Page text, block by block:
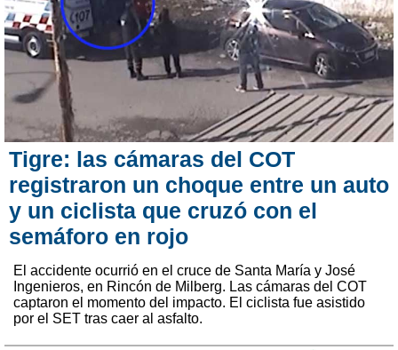
Tigre: las cámaras del COT
registraron un choque entre un auto
y un ciclista que cruzó con el
semáforo en rojo
El accidente ocurrió en el cruce de Santa María y José
Ingenieros, en Rincón de Milberg. Las cámaras del COT
captaron el momento del impacto. El ciclista fue asistido
por el SET tras caer al asfalto.